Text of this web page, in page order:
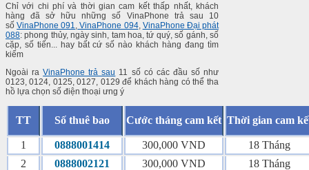
Chỉ với chi phí và thời gian cam kết thấp nhất, khách
hàng đã sở hữu những số VinaPhone trả sau 10
sốVinaPhone 091 VinaPhone 094, VinaPhone Đại phát
088: phong thủy, ngày sinh, tam hoa, tứ quý, số gánh, số
cặp, số tiến... hay bất cứ số nào khách hàng đang tìm
kiếm
Ngoài raVinaPhone trả sau 11 số có các đầu số như
0123, 0124, 0125, 0127, 0129 để khách hàng có thể tha
hồ lựa chọn số điện thoại ưng ý
TT Số thuê bao Cước tháng cam kết Thời gian cam
1 0888001414 300,000 VND
18 Tháng
2
0888002121 300,000 VND
18 Tháng